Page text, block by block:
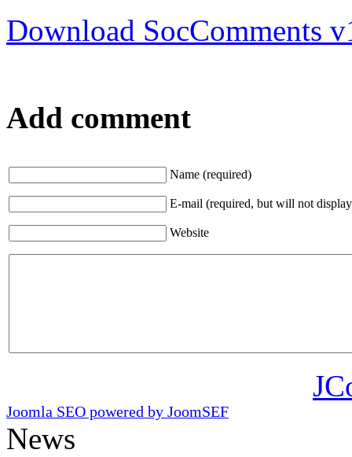
Download SocComments
Add comment
Name (required)
E-mail (required, but will not
Website
Joomla SEO powered by JoomSEF
News